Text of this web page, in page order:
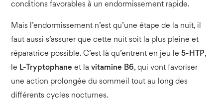
conditions favorables à un endormissement rapide.
Mais l’endormissement n’est qu’une étape de la nuit, il
faut aussi s’assurer que cette nuit soit la plus pleine et
réparatrice possible. C’est là qu’entrent en jeu le5-HTP,
le L-Tryptophane et lavitamine B6, qui vont favoriser
une action prolongée du sommeil tout au long des
différents cycles nocturnes.